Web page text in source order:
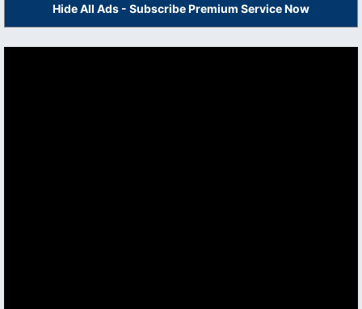
Hide All Ads - Subscribe Premium Service Now